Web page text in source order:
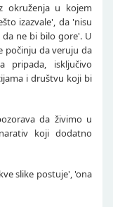
okruženja u kojem
izazvale', da 'nisu
ne bi bilo gore'. U
počinju da veruju da
pripada, isključivo
i društvu koji bi
da živimo u
koji dodatno
slike postuje', 'ona